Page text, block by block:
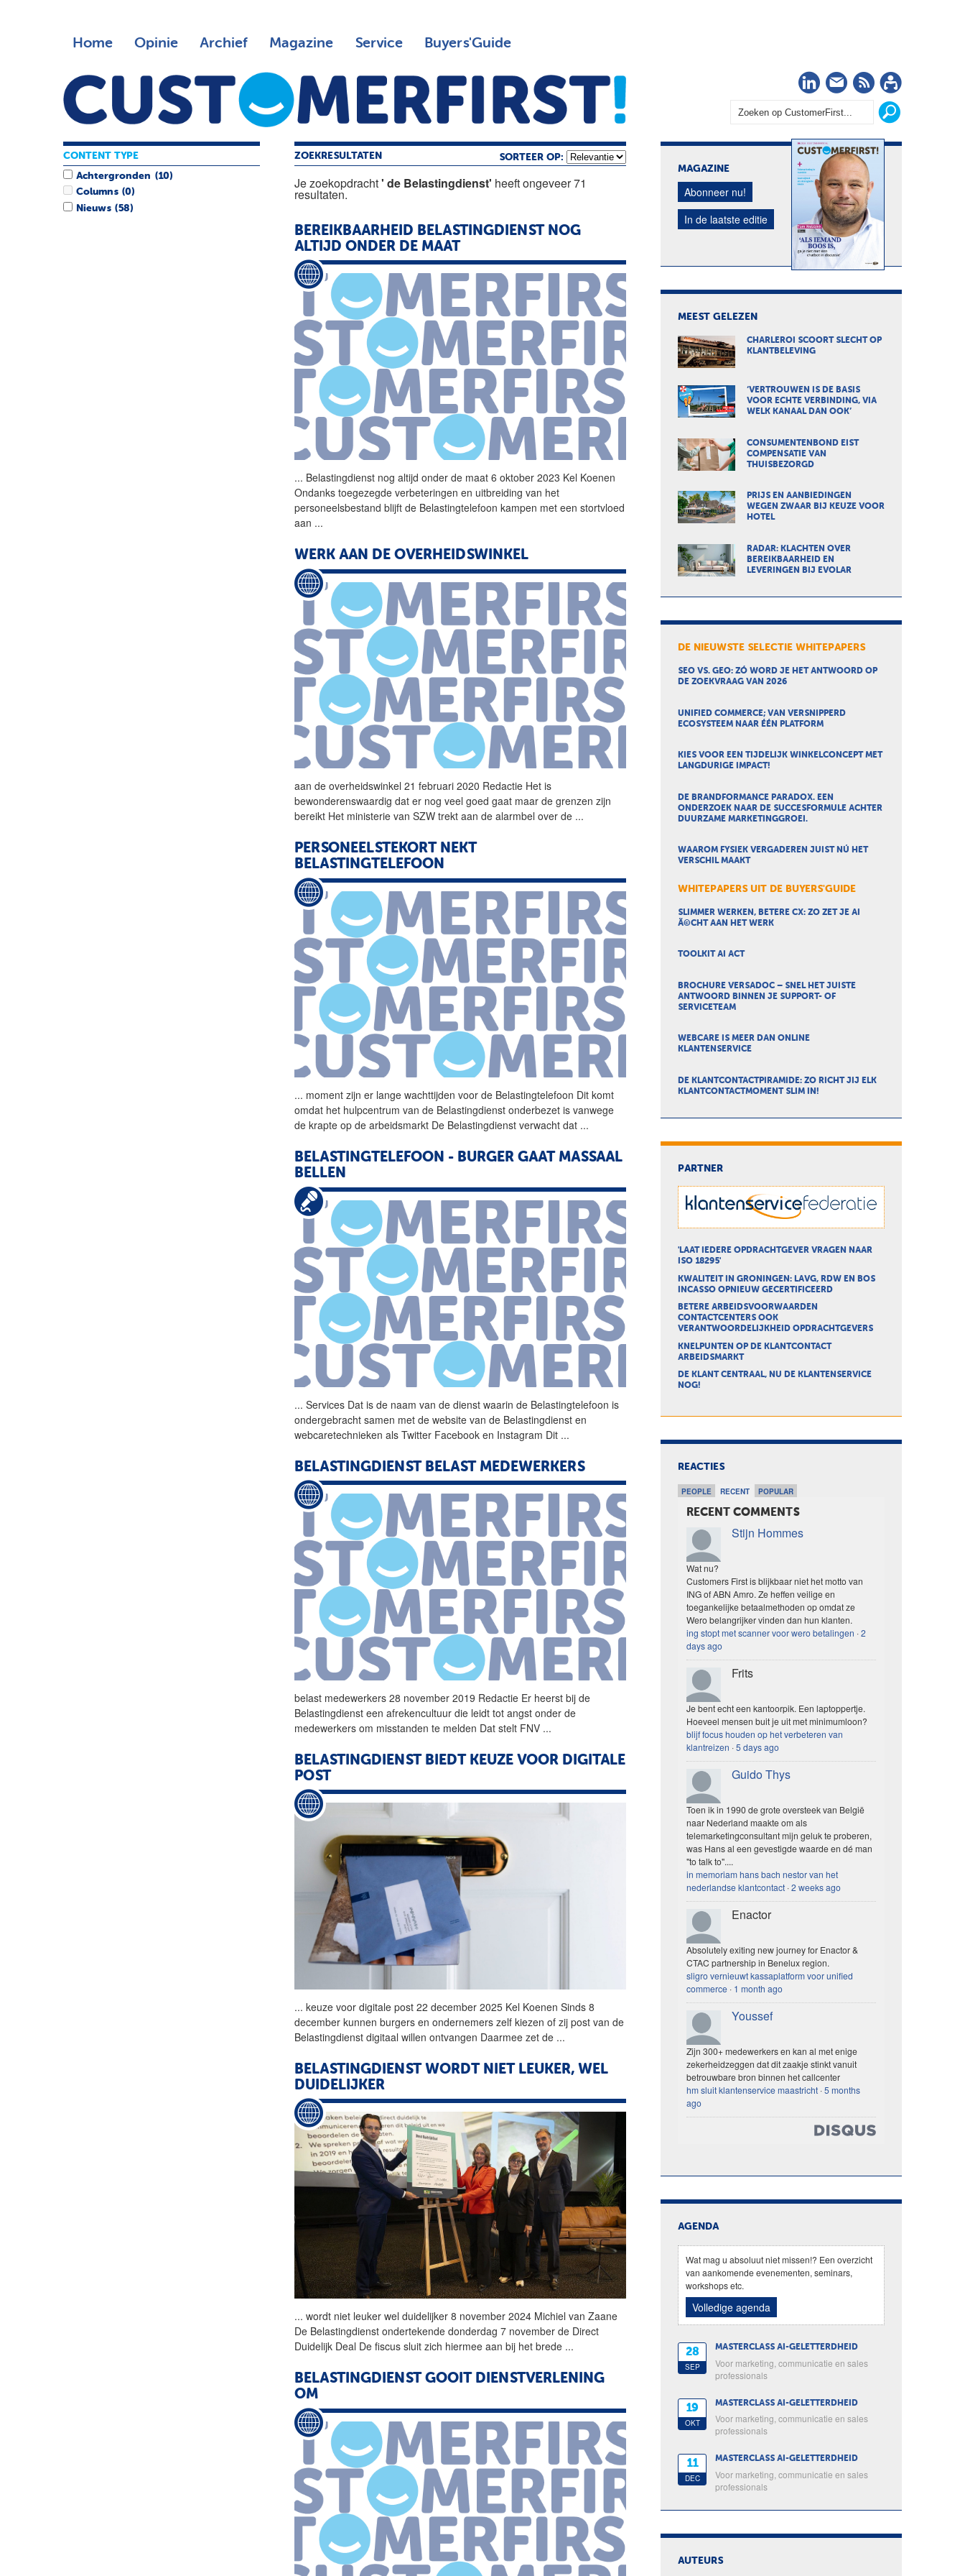
Home Opinie Archief Magazine Service Buyers'Guide
LinkedIn
Nieuwsbrief
RSS
ZOEKRESULTATEN SORTEER OP:
Je zoekopdracht' de Belastingdienst' heeft ongeveer 71
resultaten.
BEREIKBAARHEID BELASTINGDIENSTNOG
ALTIJD ONDER DE MAAT
... Belastingdienst nog altijd onderde maat 6 oktober 2023 Kel Koenen
Ondanks toegezegde verbeteringen en uitbreiding van het
personeelsbestand blijftde Belastingtelefoon kampen met een stortvloed
aan ...
WERK AAN DE OVERHEIDSWINKEL
aande overheidswinkel 21 februari 2020 Redactie Het is
bewonderenswaardig dat er nog veel goed gaat maarde grenzen zijn
bereikt Het ministerie van SZW trekt aande alarmbel overde ...
PERSONEELSTEKORT NEKT
BELASTINGTELEFOON
... moment zijn er lange wachttijden voorde Belastingtelefoon Dit komt
omdat het hulpcentrum vande Belastingdienst onderbezet is vanwege
de krapte opde arbeidsmarkt De Belastingdienst verwacht dat ...
BELASTINGTELEFOON - BURGER GAAT MASSAAL
BELLEN
... Services Dat isde naam vande dienst waarinde Belastingtelefoon is
ondergebracht samen metde website vande Belastingdienst en
webcaretechnieken als Twitter Facebook en Instagram Dit ...
BELASTINGDIENSTBELAST MEDEWERKERS
belast medewerkers 28 november 2019 Redactie Er heerst bijde
Belastingdienst een afrekencultuur die leidt tot angst onderde
medewerkers om misstanden te melden Dat stelt FNV ...
BELASTINGDIENSTBIEDT KEUZE VOOR DIGITALE
POST
... keuze voor digitale post 22 december 2025 Kel Koenen Sinds 8
december kunnen burgers en ondernemers zelf kiezen of zij post vande
Belastingdienst digitaal willen ontvangen Daarmee zetde ...
BELASTINGDIENSTWORDT NIET LEUKER, WEL
DUIDELIJKER
... wordt niet leuker wel duidelijker 8 november 2024 Michiel van Zaane
De Belastingdienst ondertekende donderdag 7 novemberde Direct
Duidelijk Deal De fiscus sluit zich hiermee aan bij het brede ...
BELASTINGDIENST GOOIT DIENSTVERLENING
OM
CONTENT TYPE
Achtergronden (10)
Columns (0)
Nieuws (58)
MAGAZINE
Abonneer nu!
In de laatste editie
MEEST GELEZEN
CHARLEROI SCOORT SLECHT OP
KLANTBELEVING
‘VERTROUWEN IS DE BASIS
VOOR ECHTE VERBINDING, VIA
WELK KANAAL DAN OOK’
CONSUMENTENBOND EIST
COMPENSATIE VAN
THUISBEZORGD
PRIJS EN AANBIEDINGEN
WEGEN ZWAAR BIJ KEUZE VOOR
HOTEL
RADAR: KLACHTEN OVER
BEREIKBAARHEID EN
LEVERINGEN BIJ EVOLAR
DE NIEUWSTE SELECTIE WHITEPAPERS
SEO VS. GEO: ZÓ WORD JE HET ANTWOORD OP
DE ZOEKVRAAG VAN 2026
UNIFIED COMMERCE; VAN VERSNIPPERD
ECOSYSTEEM NAAR ÉÉN PLATFORM
KIES VOOR EEN TIJDELIJK WINKELCONCEPT MET
LANGDURIGE IMPACT!
DE BRANDFORMANCE PARADOX. EEN
ONDERZOEK NAAR DE SUCCESFORMULE ACHTER
DUURZAME MARKETINGGROEI.
WAAROM FYSIEK VERGADEREN JUIST NÚ HET
VERSCHIL MAAKT
WHITEPAPERS UIT DE BUYERS'GUIDE
SLIMMER WERKEN, BETERE CX: ZO ZET JE AI
Ã©CHT AAN HET WERK
TOOLKIT AI ACT
BROCHURE VERSADOC – SNEL HET JUISTE
ANTWOORD BINNEN JE SUPPORT- OF
SERVICETEAM
WEBCARE IS MEER DAN ONLINE
KLANTENSERVICE
DE KLANTCONTACTPIRAMIDE: ZO RICHT JIJ ELK
KLANTCONTACTMOMENT SLIM IN!
PARTNER
'LAAT IEDERE OPDRACHTGEVER VRAGEN NAAR
ISO 18295'
KWALITEIT IN GRONINGEN: LAVG, RDW EN BOS
INCASSO OPNIEUW GECERTIFICEERD
BETERE ARBEIDSVOORWAARDEN
CONTACTCENTERS OOK
VERANTWOORDELIJKHEID OPDRACHTGEVERS
KNELPUNTEN OP DE KLANTCONTACT
ARBEIDSMARKT
DE KLANT CENTRAAL, NU DE KLANTENSERVICE
NOG!
REACTIES
PEOPLE RECENT POPULAR
RECENT COMMENTS
Stijn Hommes
Wat nu?
Customers First is blijkbaar niet het motto van
ING of ABN Amro. Ze heffen veilige en
toegankelijke betaalmethoden op omdat ze
Wero belangrijker vinden dan hun klanten.
ing stopt met scanner voor wero betalingen ·2
days ago
Frits
Je bent echt een kantoorpik. Een laptoppertje.
Hoeveel mensen buit je uit met minimumloon?
blijf focus houden op het verbeteren van
klantreizen ·5 days ago
Guido Thys
Toen ik in 1990 de grote oversteek van België
naar Nederland maakte om als
telemarketingconsultant mijn geluk te proberen,
was Hans al een gevestigde waarde en dé man
"to talk to"....
in memoriam hans bach nestor van het
nederlandse klantcontact ·2 weeks ago
Enactor
Absolutely exiting new journey for Enactor &
CTAC partnership in Benelux region.
sligro vernieuwt kassaplatform voor unified
commerce · 1 month ago
Youssef
Zijn 300+ medewerkers en kan al met enige
zekerheidzeggen dat dit zaakje stinkt vanuit
betrouwbare bron binnen het callcenter
hm sluit klantenservice maastricht ·5 months
ago
AGENDA
Wat mag u absoluut niet missen!? Een overzicht
van aankomende evenementen, seminars,
workshops etc.
Volledige agenda
28
SEP
MASTERCLASS AI-GELETTERDHEID
Voor marketing, communicatie en sales
professionals
19
OKT
MASTERCLASS AI-GELETTERDHEID
Voor marketing, communicatie en sales
professionals
11
DEC
MASTERCLASS AI-GELETTERDHEID
Voor marketing, communicatie en sales
professionals
AUTEURS